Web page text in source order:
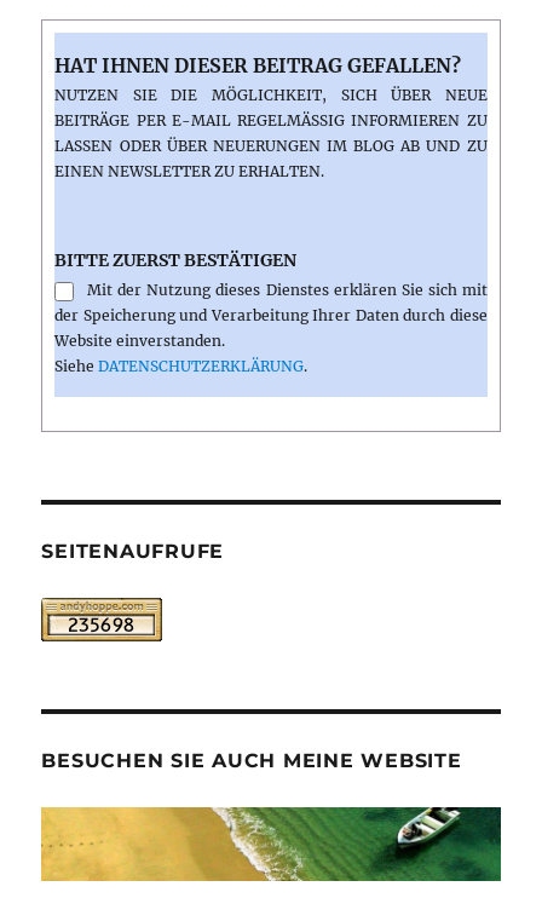
HAT IHNEN DIESER BEITRAG GEFALLEN?
NUTZEN SIE DIE MÖGLICHKEIT, SICH ÜBER NEUE
BEITRÄGE PER E-MAIL REGELMÄSSIG INFORMIEREN ZU L
ASSEN ODER ÜBER NEUERUNGEN IM BLOG AB UND ZU E
INEN NEWSLETTER ZU ERHALTEN.
BITTE ZUERST BESTÄTIGEN
Mit der Nutzung dieses Dienstes erklären Sie sich mit
der Speicherung und Verarbeitung Ihrer Daten durch diese
Website einverstanden.
SieheDATENSCHUTZERKLÄRUNG.
SEITENAUFRUFE
BESUCHEN SIE AUCH MEINE WEBSITE